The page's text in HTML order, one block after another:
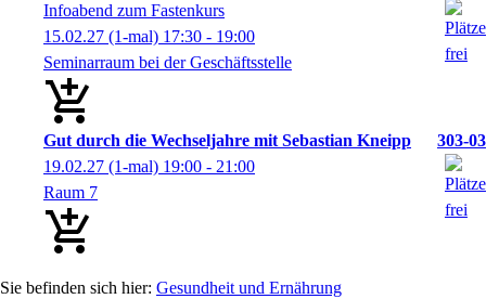
Infoabend zum Fastenkurs
15.02.27 (1-mal) 17:30 - 19:00
Seminarraum bei der Geschäftsstelle
Gut durch die Wechseljahre mit Sebastian Kneipp
303-03
19.02.27 (1-mal) 19:00 - 21:00
Raum 7
Gesundheit und Ernährung